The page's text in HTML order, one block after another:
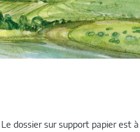
dossier sur support papier est à